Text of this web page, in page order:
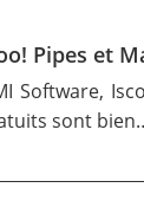
Pipes et
Software,
sont